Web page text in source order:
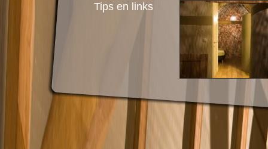
Tips en links